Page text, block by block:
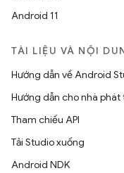
Android 11
TÀI LIỆU VÀ NỘI
Hướng dẫn về Android
Hướng dẫn cho nhà phát
Tham chiếu API
Tải Studio xuống
Android NDK